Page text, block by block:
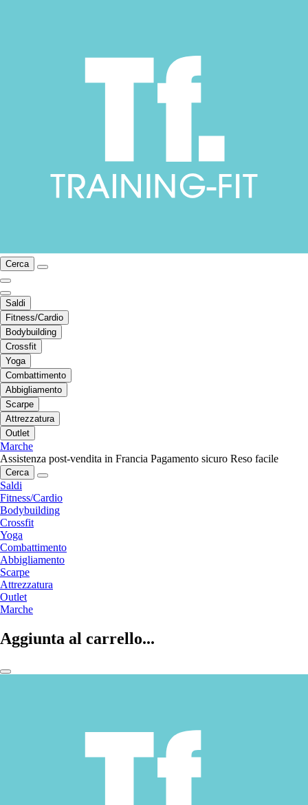
Cerca
Saldi
Fitness/Cardio
Bodybuilding
Crossfit
Yoga
Combattimento
Abbigliamento
Scarpe
Attrezzatura
Outlet
Marche
Assistenza post-vendita in Francia Pagamento sicuro Reso facile
Cerca
Saldi
Fitness/Cardio
Bodybuilding
Crossfit
Yoga
Combattimento
Abbigliamento
Scarpe
Attrezzatura
Outlet
Marche
Aggiunta al carrello...